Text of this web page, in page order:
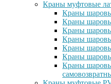
Краны муфтовые
Краны
Краны
Краны
Краны
Краны
Краны
Краны